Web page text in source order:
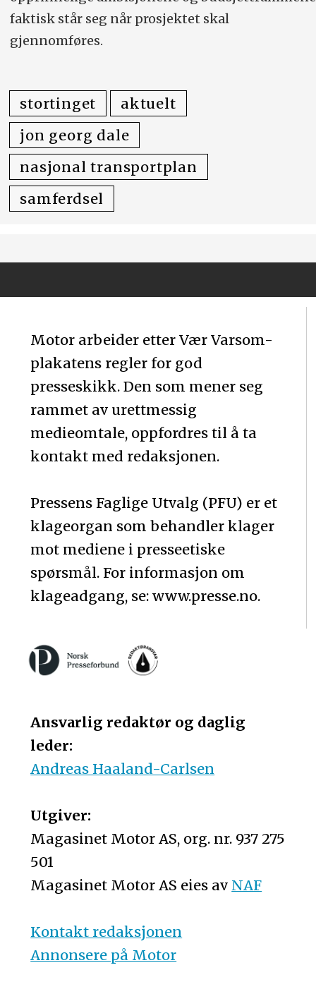
faktisk står seg når prosjektet skal
gjennomføres.
stortinget
aktuelt
jon georg dale
nasjonal transportplan
samferdsel
Motor arbeider etter Vær Varsom-
plakatens regler for god
presseskikk. Den som mener seg
rammet av urettmessig
medieomtale, oppfordres til å ta
kontakt med redaksjonen.
Pressens Faglige Utvalg (PFU) er et
klageorgan som behandler klager
mot mediene i presseetiske
spørsmål. For informasjon om
klageadgang, se: www.presse.no.
Ansvarlig redaktør og daglig
leder:
Andreas Haaland-Carlsen
Utgiver:
Magasinet Motor AS, org. nr. 937 275
501
Magasinet Motor AS eies av NAF
Kontakt redaksjonen
Annonsere på Motor